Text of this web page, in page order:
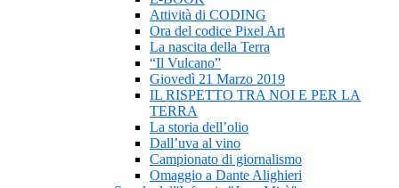
Attività di CODING
Ora del codice Pixel Art
La nascita della Terra
“Il Vulcano”
Giovedì 21 Marzo 2019
IL RISPETTO TRA NOI E PER LA
TERRA
La storia dell’olio
Dall’uva al vino
Campionato di giornalismo
Omaggio a Dante Alighieri